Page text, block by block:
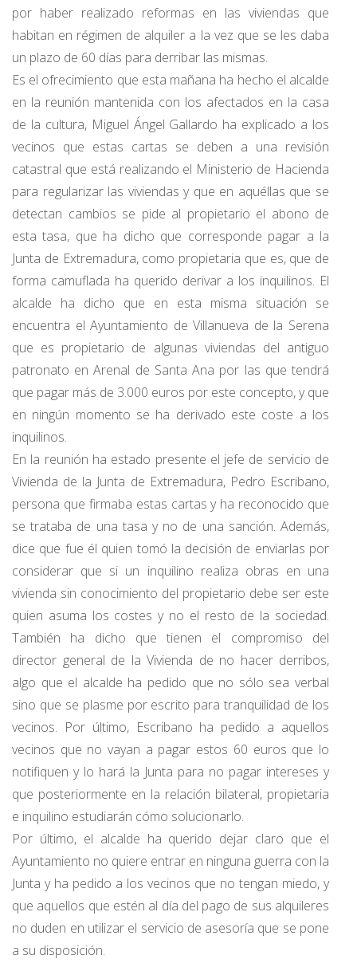
por haber realizado reformas en las viviendas que
habitan en régimen de alquiler a la vez que se les daba
un plazo de 60 días para derribar las mismas.
Es el ofrecimiento que esta mañana ha hecho el alcalde
en la reunión mantenida con los afectados en la casa
de la cultura, Miguel Ángel Gallardo ha explicado a los
vecinos que estas cartas se deben a una revisión
catastral que está realizando el Ministerio de Hacienda
para regularizar las viviendas y que en aquéllas que se
detectan cambios se pide al propietario el abono de
esta tasa, que ha dicho que corresponde pagar a la
Junta de Extremadura, como propietaria que es, que de
forma camuflada ha querido derivar a los inquilinos. El
alcalde ha dicho que en esta misma situación se
encuentra el Ayuntamiento de Villanueva de la Serena
que es propietario de algunas viviendas del antiguo
patronato en Arenal de Santa Ana por las que tendrá
que pagar más de 3.000 euros por este concepto, y que
en ningún momento se ha derivado este coste a los
inquilinos.
En la reunión ha estado presente el jefe de servicio de
Vivienda de la Junta de Extremadura, Pedro Escribano,
persona que firmaba estas cartas y ha reconocido que
se trataba de una tasa y no de una sanción. Además,
dice que fue él quien tomó la decisión de enviarlas por
considerar que si un inquilino realiza obras en una
vivienda sin conocimiento del propietario debe ser este
quien asuma los costes y no el resto de la sociedad.
También ha dicho que tienen el compromiso del
director general de la Vivienda de no hacer derribos,
algo que el alcalde ha pedido que no sólo sea verbal
sino que se plasme por escrito para tranquilidad de los
vecinos. Por último, Escribano ha pedido a aquellos
vecinos que no vayan a pagar estos 60 euros que lo
notifiquen y lo hará la Junta para no pagar intereses y
que posteriormente en la relación bilateral, propietaria
e inquilino estudiarán cómo solucionarlo.
Por último, el alcalde ha querido dejar claro que el
Ayuntamiento no quiere entrar en ninguna guerra con la
Junta y ha pedido a los vecinos que no tengan miedo, y
que aquellos que estén al día del pago de sus alquileres
no duden en utilizar el servicio de asesoría que se pone
a su disposición.